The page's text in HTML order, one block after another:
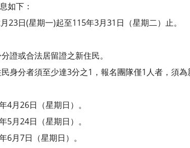
如下：
23日(星期一)起至115年3月31日（星期二）止。
證或合法居留證之新住民。
身分者須至少達3分之1，報名團隊僅1人者，須為
月26日（星期日）。
月24日（星期日）。
月7日（星期日）。